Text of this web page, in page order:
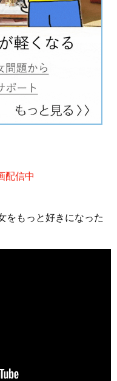
配信中
をもっと好きになった